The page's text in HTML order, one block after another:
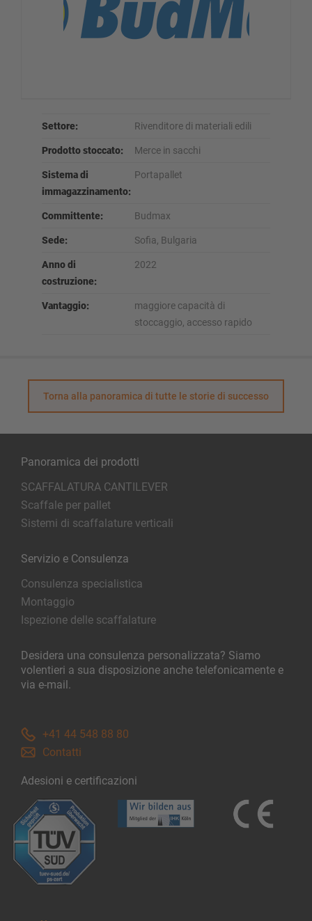
Settore: Rivenditore di materiali edili
Prodotto stoccato: Merce in sacchi
Sistema di
immagazzinamento:
Portapallet
Committente: Budmax
Sede: Sofia, Bulgaria
Anno di
costruzione:
2022
Vantaggio:
maggiore capacità di
stoccaggio, accesso rapido
Torna alla panoramica di tutte le storie di successo
Panoramica dei prodotti
SCAFFALATURA CANTILEVER
Scaffale per pallet
Sistemi di scaffalature verticali
Servizio e Consulenza
Consulenza specialistica
Montaggio
Ispezione delle scaffalature
Desidera una consulenza personalizzata? Siamo
volentieri a sua disposizione anche telefonicamente e
via e-mail.
+41 44 548 88 80
Contatti
Adesioni e certificazioni